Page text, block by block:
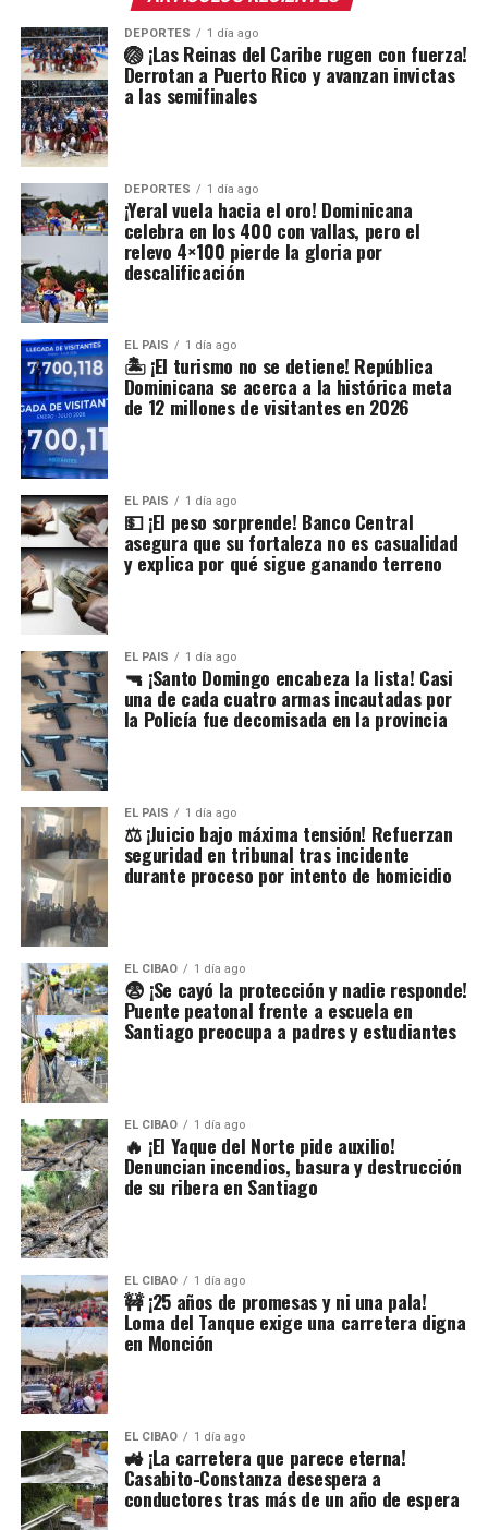
DEPORTES 1 día ago
🏐 ¡Las Reinas del Caribe rugen con fuerza!
Derrotan a Puerto Rico y avanzan invictas
a las semifinales
DEPORTES 1 día ago
¡Yeral vuela hacia el oro! Dominicana
celebra en los 400 con vallas, pero el
relevo 4×100 pierde la gloria por
descalificación
EL PAIS 1 día ago
🏝️ ¡El turismo no se detiene! República
Dominicana se acerca a la histórica meta
de 12 millones de visitantes en 2026
EL PAIS 1 día ago
💵 ¡El peso sorprende! Banco Central
asegura que su fortaleza no es casualidad
y explica por qué sigue ganando terreno
EL PAIS 1 día ago
🔫 ¡Santo Domingo encabeza la lista! Casi
una de cada cuatro armas incautadas por
la Policía fue decomisada en la provincia
EL PAIS 1 día ago
⚖️ ¡Juicio bajo máxima tensión! Refuerzan
seguridad en tribunal tras incidente
durante proceso por intento de homicidio
EL CIBAO 1 día ago
😨 ¡Se cayó la protección y nadie responde!
Puente peatonal frente a escuela en
Santiago preocupa a padres y estudiantes
EL CIBAO 1 día ago
🔥 ¡El Yaque del Norte pide auxilio!
Denuncian incendios, basura y destrucción
de su ribera en Santiago
EL CIBAO 1 día ago
🚧 ¡25 años de promesas y ni una pala!
Loma del Tanque exige una carretera digna
en Monción
EL CIBAO 1 día ago
🚜 ¡La carretera que parece eterna!
Casabito-Constanza desespera a
conductores tras más de un año de espera